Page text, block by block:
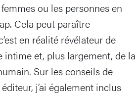
ou les personnes en
Cela peut paraître
en réalité révélateur de
intime et, plus largement, de la
Sur les conseils de
j’ai également inclus